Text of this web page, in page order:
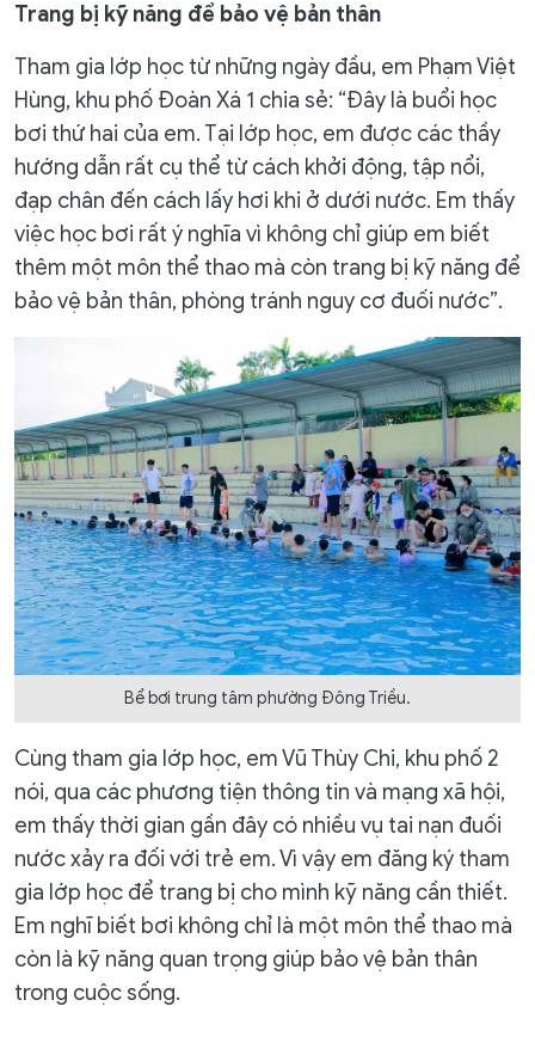
Trang bị kỹ năng để bảo vệ bản thân
Tham gia lớp học từ những ngày đầu, em Phạm Việt
Hùng, khu phố Đoàn Xá 1 chia sẻ: “Đây là buổi học
bơi thứ hai của em. Tại lớp học, em được các thầy
hướng dẫn rất cụ thể từ cách khởi động, tập nổi,
đạp chân đến cách lấy hơi khi ở dưới nước. Em thấy
việc học bơi rất ý nghĩa vì không chỉ giúp em biết
thêm một môn thể thao mà còn trang bị kỹ năng để
bảo vệ bản thân, phòng tránh nguy cơ đuối nước”.
Bể bơi trung tâm phường Đông Triều.
Cùng tham gia lớp học, em Vũ Thùy Chi, khu phố 2
nói, qua các phương tiện thông tin và mạng xã hội,
em thấy thời gian gần đây có nhiều vụ tai nạn đuối
nước xảy ra đối với trẻ em. Vì vậy em đăng ký tham
gia lớp học để trang bị cho mình kỹ năng cần thiết.
Em nghĩ biết bơi không chỉ là một môn thể thao mà
còn là kỹ năng quan trọng giúp bảo vệ bản thân
trong cuộc sống.